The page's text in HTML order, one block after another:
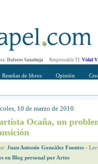
Dolores Sanahuja Responsable TI: Vidal
Reseñas de libros Opinión
Completo
10 de marzo de 2010
Ocaña, un
Juan Antonio González Fuentes -
en Blog personal por Artes